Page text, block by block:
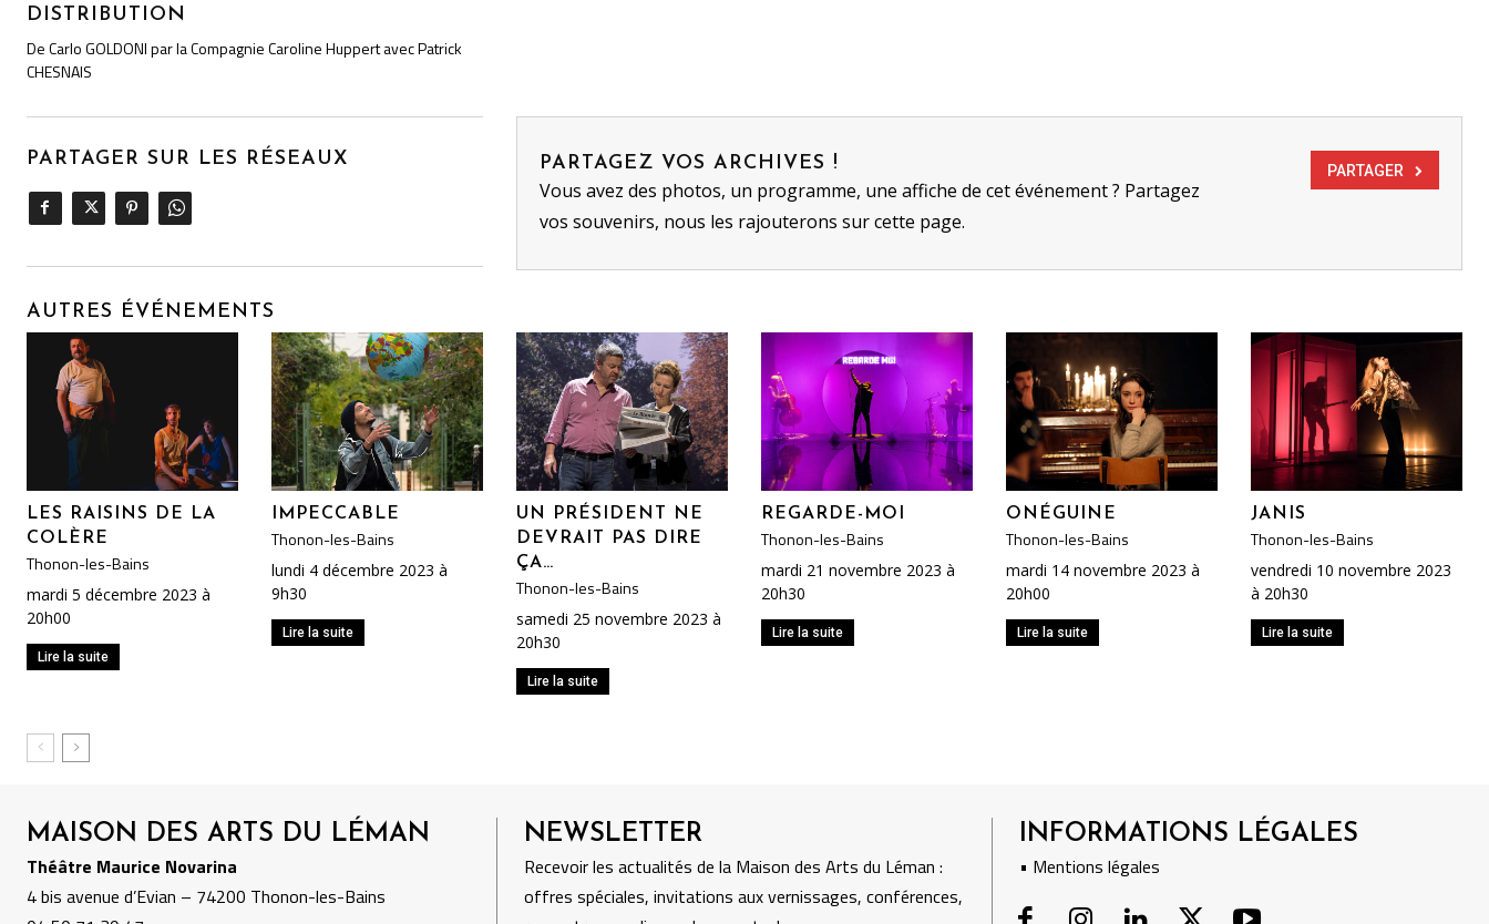
DISTRIBUTION
De Carlo GOLDONI par la Compagnie Caroline Huppert avec Patrick
CHESNAIS
PARTAGER SUR LES RÉSEAUX PARTAGEZ VOS ARCHIVES !
Vous avez des photos, un programme, une affiche de cet événement ? Partagez
vos souvenirs, nous les rajouterons sur cette page.
PARTAGER
AUTRES ÉVÉNEMENTS
LES RAISINS DE LA
COLÈRE
Thonon-les-Bains
mardi 5 décembre 2023 à
20h00
Lire la suite
IMPECCABLE
Thonon-les-Bains
lundi 4 décembre 2023 à
9h30
Lire la suite
UN PRÉSIDENT NE
DEVRAIT PAS DIRE
ÇA…
Thonon-les-Bains
samedi 25 novembre 2023 à
20h30
Lire la suite
REGARDE-MOI
Thonon-les-Bains
mardi 21 novembre 2023 à
20h30
Lire la suite
ONÉGUINE
Thonon-les-Bains
mardi 14 novembre 2023 à
20h00
Lire la suite
JANIS
Thonon-les-Bains
vendredi 10 novembre 2023
à 20h30
Lire la suite
MAISON DES ARTS DU LÉMAN
Théâtre Maurice Novarina
4 bis avenue d’Evian – 74200 Thonon-les-Bains
NEWSLETTER
Recevoir les actualités de la Maison des Arts du Léman :
offres spéciales, invitations aux vernissages, conférences,
INFORMATIONS LÉGALES
• Mentions légales